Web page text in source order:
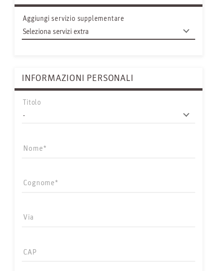
Aggiungi servizio supplementare
INFORMAZIONI PERSONALI
Titolo
Nome
Cognome
Via
CAP